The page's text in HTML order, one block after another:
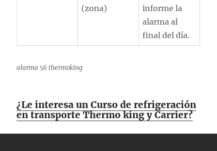
(zona)
informe la
alarma al
final del día.
alarma 56 thermoking
¿Le interesa un Curso de refrigeración
en transporte Thermo king y Carrier?